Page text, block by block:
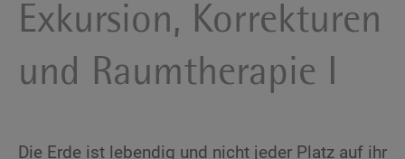
Exkursion, Korrekturen
und Raumtherapie I
Die Erde ist lebendig und nicht jeder Platz auf ihr